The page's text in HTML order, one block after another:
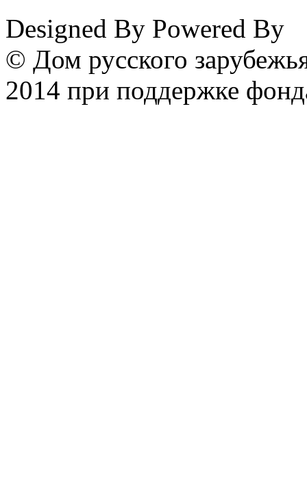
Designed By Powered By
© Дом русского
2014 при поддержке